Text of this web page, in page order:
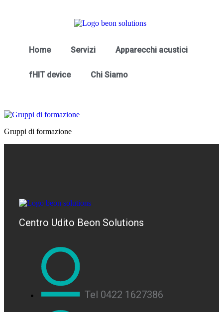
Home Servizi Apparecchi acustici
fHIT device Chi Siamo
Gruppi di formazione
Centro Udito Beon Solutions
Tel 0422 1627386